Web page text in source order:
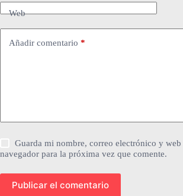
Web
Añadir comentario *
Guarda mi nombre, correo electrónico y web
navegador para la próxima vez que comente.
Publicar el comentario